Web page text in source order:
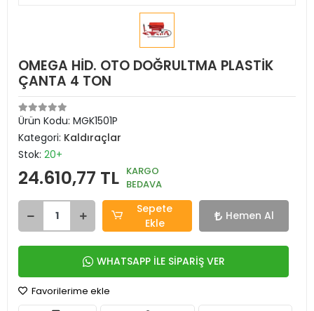
OMEGA HİD. OTO DOĞRULTMA PLASTİK
ÇANTA 4 TON
Ürün Kodu: MGK1501P
Kategori: Kaldıraçlar
Stok: 20+
24.610,77 TL KARGO
BEDAVA
Sepete
Ekle
Hemen Al
WHATSAPP İLE SİPARİŞ VER
Favorilerime ekle